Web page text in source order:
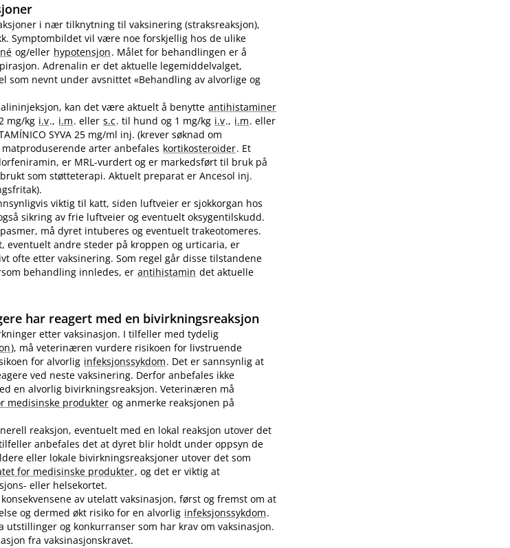
i nær tilknytning til vaksinering (straksreaksjon),
Symptombildet vil være noe forskjellig hos de ulike
og​/​eller hypotensjon. Målet for behandlingen er å
Adrenalin er det aktuelle legemiddelvalget,
som nevnt under avsnittet «Behandling av alvorlige og
kan det være aktuelt å benytte antihistaminer
mg/kg i.v., i.m. eller s.c. til hund og 1 mg/kg i.v., i.m. eller
SYVA 25 mg/ml inj. (krever søknad om
arter anbefales kortikosteroider. Et
er MRL-vurdert og er markedsført til bruk på
som støtteterapi. Aktuelt preparat er Ancesol inj.
viktig til katt, siden luftveier er sjokkorgan hos
sikring av frie luftveier og eventuelt oksygentilskudd.
må dyret intuberes og eventuelt trakeotomeres.
eventuelt andre steder på kroppen og urticaria, er
ofte etter vaksinering. Som regel går disse tilstandene
behandling innledes, er antihistamin det aktuelle
har reagert med en bivirkningsreaksjon
etter vaksinasjon. I tilfeller med tydelig
), må veterinæren vurdere risikoen for livstruende
for alvorlig infeksjonssykdom. Det er sannsynlig at
ved neste vaksinering. Derfor anbefales ikke
en alvorlig bivirkningsreaksjon. Veterinæren må
medisinske produkter og anmerke reaksjonen på
reaksjon, eventuelt med en lokal reaksjon utover det
anbefales det at dyret blir holdt under oppsyn de
eller lokale bivirkningsreaksjoner utover det som
for medisinske produkter, og det er viktig at
eller helsekortet.
av utelatt vaksinasjon, først og fremst om at
og dermed økt risiko for en alvorlig infeksjonssykdom.
og konkurranser som har krav om vaksinasjon.
fra vaksinasjonskravet.